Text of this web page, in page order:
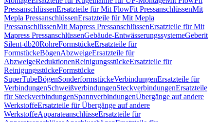
PressanschlüssenErsatzteile für Mit FlowFit PressanschlüssenMit
Mepla PressanschlüssenErsatzteile für Mit Mepla
PressanschlüssenMit Mapress PressanschlüssenErsatzteile für Mit
Mapress PressanschlüssenGebäude-EntwässerungssystemeGeberit
Silent-db20RohreFormstückeErsatzteile für
FormstückeBögenAbzweigeErsatzteile für
AbzweigeReduktionenReinigungsstückeErsatzteile für
ReinigungsstückeFormstücke
SuperTubeBögenSonderformstückeVerbindungenErsatzteile für
VerbindungenSchweißverbindungenSteckverbindungenErsatzteile
für SteckverbindungenSpannverbindungenÜbergänge auf andere
WerkstoffeErsatzteile für Übergänge auf andere
WerkstoffeApparateanschlüsseErsatzteile für